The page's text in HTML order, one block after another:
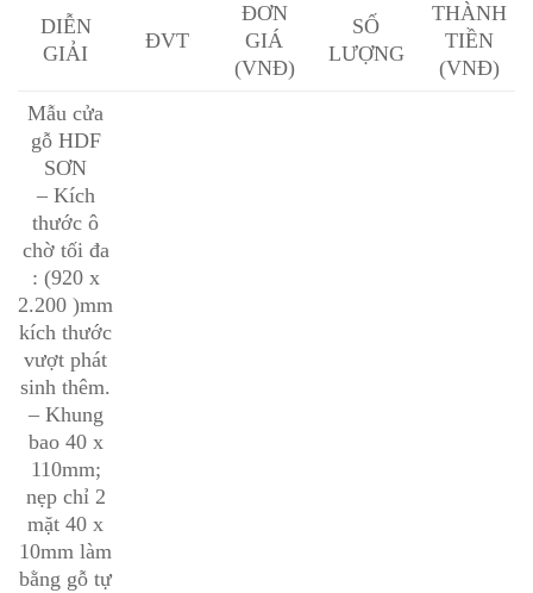
DIỄN
GIẢI
ĐVT
ĐƠN
GIÁ
(VNĐ)
SỐ
LƯỢNG
THÀNH
TIỀN
(VNĐ)
Mẫu cửa
gỗ HDF
SƠN
– Kích
thước ô
chờ tối đa
: (920 x
2.200 )mm
kích thước
vượt phát
sinh thêm.
– Khung
bao 40 x
110mm;
nẹp chỉ 2
mặt 40 x
10mm làm
bằng gỗ tự